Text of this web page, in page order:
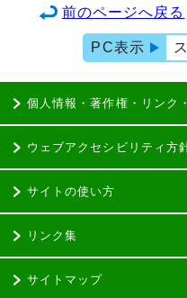
前のページへ戻る
PC表示
個人情報・著作権・リンク
ウェブアクセシビリティ方
サイトの使い方
リンク集
サイトマップ